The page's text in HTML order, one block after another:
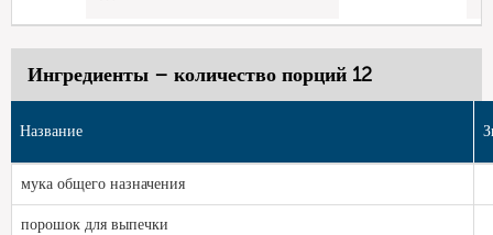
Ингредиенты – количество порций 12
Название
мука общего назначения
порошок для выпечки